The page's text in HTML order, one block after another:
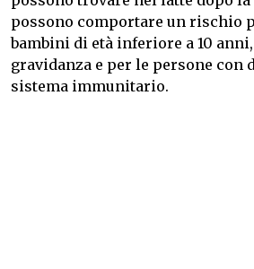
possono comportare un rischio
bambini di età inferiore a 10
gravidanza e per le persone con
sistema immunitario.